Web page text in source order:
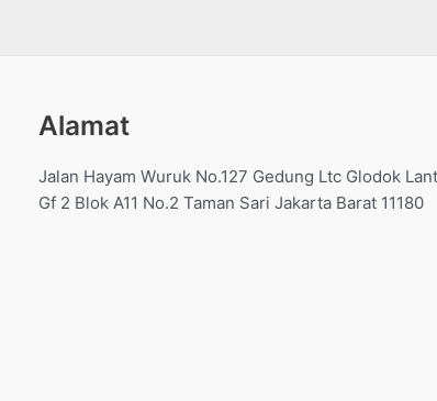
Alamat
Jalan Hayam Wuruk No.127 Gedung Ltc Glodok
Gf 2 Blok A11 No.2 Taman Sari Jakarta Barat 11180